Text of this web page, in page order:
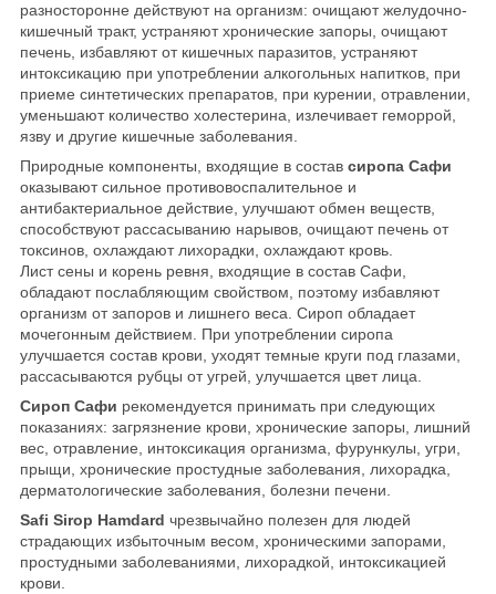
разносторонне действуют на организм: очищают желудочно-
кишечный тракт, устраняют хронические запоры, очищают
печень, избавляют от кишечных паразитов, устраняют
интоксикацию при употреблении алкогольных напитков, при
приеме синтетических препаратов, при курении, отравлении,
уменьшают количество холестерина, излечивает геморрой,
язву и другие кишечные заболевания.
Природные компоненты, входящие в состав сиропа Сафи
оказывают сильное противовоспалительное и
антибактериальное действие, улучшают обмен веществ,
способствуют рассасыванию нарывов, очищают печень от
токсинов, охлаждают лихорадки, охлаждают кровь.
Лист сены и корень ревня, входящие в состав Сафи,
обладают послабляющим свойством, поэтому избавляют
организм от запоров и лишнего веса. Сироп обладает
мочегонным действием. При употреблении сиропа
улучшается состав крови, уходят темные круги под глазами,
рассасываются рубцы от угрей, улучшается цвет лица.
Сироп Сафи рекомендуется принимать при следующих
показаниях: загрязнение крови, хронические запоры, лишний
вес, отравление, интоксикация организма, фурункулы, угри,
прыщи, хронические простудные заболевания, лихорадка,
дерматологические заболевания, болезни печени.
Safi Sirop Hamdard чрезвычайно полезен для людей
страдающих избыточным весом, хроническими запорами,
простудными заболеваниями, лихорадкой, интоксикацией
крови.